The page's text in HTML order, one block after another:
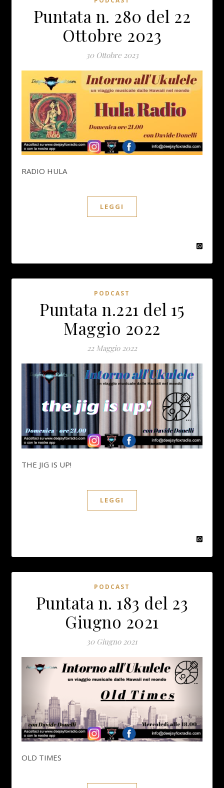
Puntata n. 280 del 22
Ottobre 2023
30 Ottobre 2023
RADIO HULA
LEGGI
PODCAST
Puntata n.221 del 15
Maggio 2022
22 Maggio 2022
THE JIG IS UP!
LEGGI
PODCAST
Puntata n. 183 del 23
Giugno 2021
30 Giugno 2021
OLD TIMES